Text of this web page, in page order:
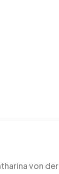
von der